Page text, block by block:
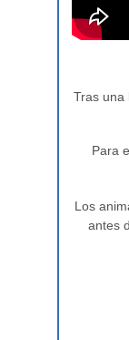
Tras una
Para
Los
antes